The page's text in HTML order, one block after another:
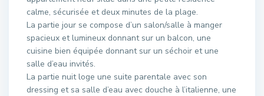
calme, sécurisée et deux minutes de la plage.
La partie jour se compose d’un salon/salle à manger
spacieux et lumineux donnant sur un balcon, une
cuisine bien équipée donnant sur un séchoir et une
salle d’eau invités.
La partie nuit loge une suite parentale avec son
dressing et sa salle d’eau avec douche à l’italienne, une